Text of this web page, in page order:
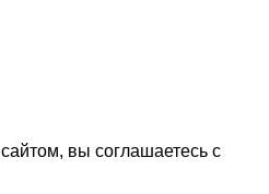
вы соглашаетесь с